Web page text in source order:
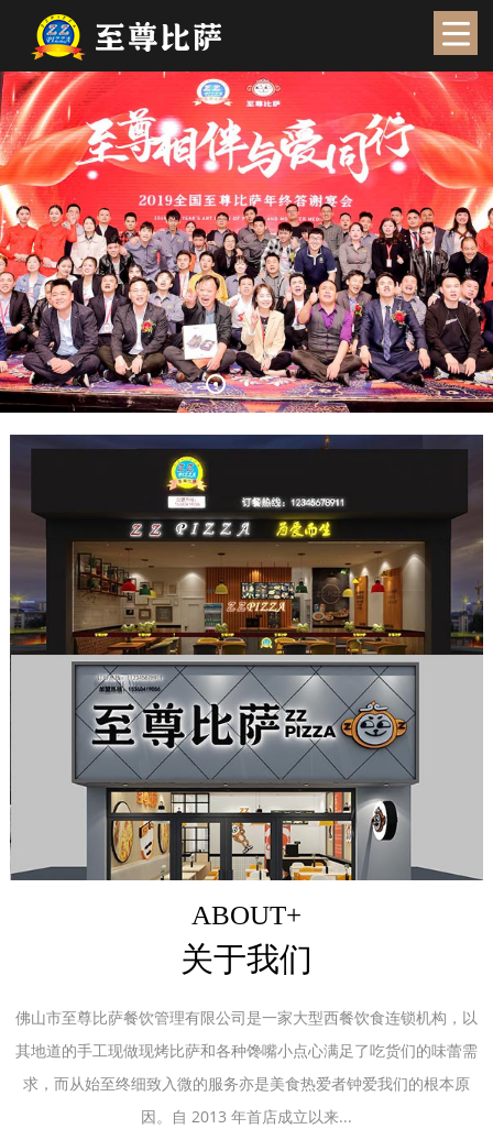
ABOUT+
关于我们
佛山市至尊比萨餐饮管理有限公司是一家大型西餐饮食连锁机构，以
其地道的手工现做现烤比萨和各种馋嘴小点心满足了吃货们的味蕾需
求，而从始至终细致入微的服务亦是美食热爱者钟爱我们的根本原
因。自 2013 年首店成立以来...